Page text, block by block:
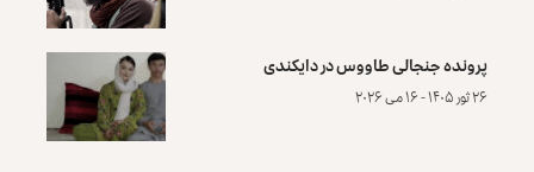
پرونده‌ جنجالی طاووس در دایکندی
۲۶ ثور ۱۴۰۵ - ۱۶ می ۲۰۲۶